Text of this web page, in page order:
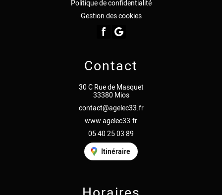
Politique de confidentialité
Gestion des cookies
Contact
30 C Rue de Masquet
33380 Mios
contact@agelec33.fr
www.agelec33.fr
05 40 25 03 89
Itinéraire